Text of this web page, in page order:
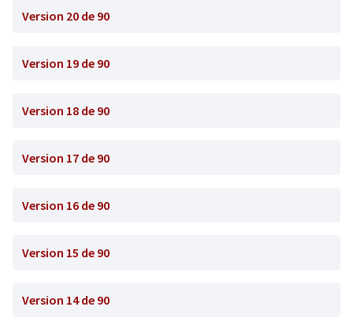
Version 20 de 90
Version 19 de 90
Version 18 de 90
Version 17 de 90
Version 16 de 90
Version 15 de 90
Version 14 de 90